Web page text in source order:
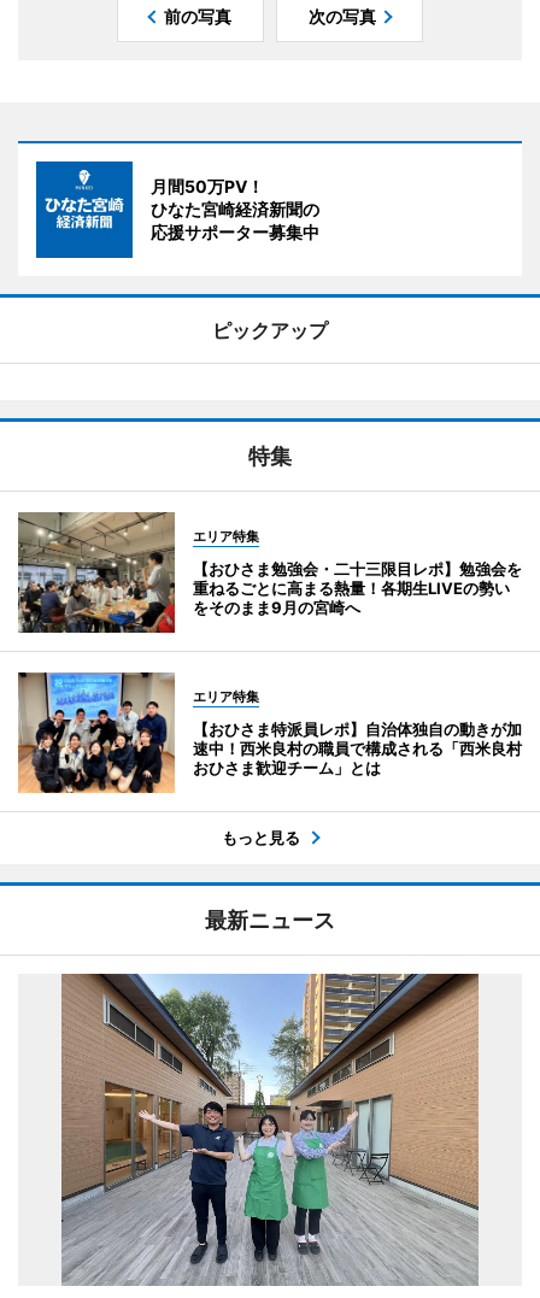
前の写真 次の写真
月間50万PV！
ひなた宮崎経済新聞の
応援サポーター募集中
ピックアップ
特集
エリア特集
【おひさま勉強会・二十三限目レポ】勉強会を
重ねるごとに高まる熱量！各期生LIVEの勢い
をそのまま9月の宮崎へ
エリア特集
【おひさま特派員レポ】自治体独自の動きが加
速中！西米良村の職員で構成される「西米良村
おひさま歓迎チーム」とは
もっと見る
最新ニュース